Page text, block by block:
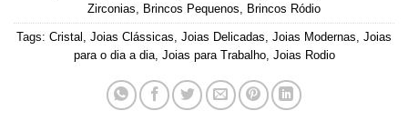
Zirconias
Brincos Pequenos Brincos Ródio
Tags: Cristal Joias Clássicas Joias Delicadas Joias Modernas Joias
para o dia a dia, Joias para Trabalho, Joias Rodio